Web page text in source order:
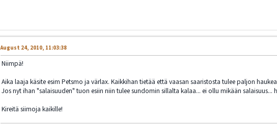
August 24, 2010, 11:03:38
Niimpä!
Aika laaja käsite esim Petsmo ja värlax. Kaikkihan tietää että vaasan saaristosta tulee paljon
Jos nyt ihan "salaisuuden" tuon esiin niin tulee sundomin sillalta kalaa... ei ollu mikään salaisuus...
Kireitä siimoja kaikille!